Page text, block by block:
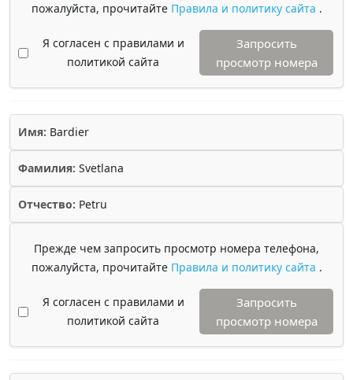
пожалуйста, прочитайте Правила и политику сайта .
Я согласен с правилами и
политикой сайта
Запросить
просмотр номера
Имя: Bardier
Фамилия: Svetlana
Отчество: Petru
Прежде чем запросить просмотр номера телефона,
пожалуйста, прочитайте Правила и политику сайта .
Я согласен с правилами и
политикой сайта
Запросить
просмотр номера